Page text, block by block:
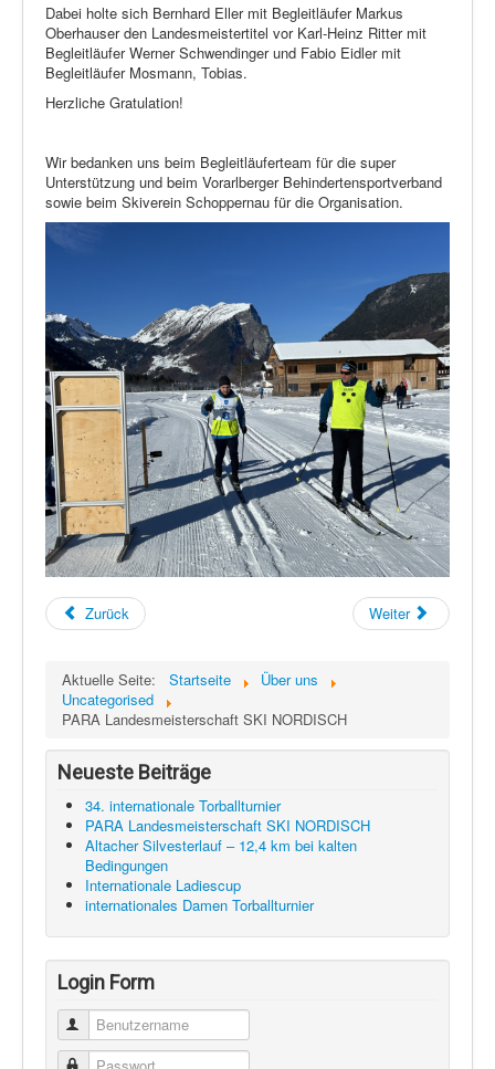
Dabei holte sich Bernhard Eller mit Begleitläufer Markus
Oberhauser den Landesmeistertitel vor Karl-Heinz Ritter mit
Begleitläufer Werner Schwendinger und Fabio Eidler mit
Begleitläufer Mosmann, Tobias.
Herzliche Gratulation!
Wir bedanken uns beim Begleitläuferteam für die super
Unterstützung und beim Vorarlberger Behindertensportverband
sowie beim Skiverein Schoppernau für die Organisation.
Zurück Weiter
Aktuelle Seite: Startseite
Über uns
Uncategorised
PARA Landesmeisterschaft SKI NORDISCH
Neueste Beiträge
34. internationale Torballturnier
PARA Landesmeisterschaft SKI NORDISCH
Altacher Silvesterlauf – 12,4 km bei kalten
Bedingungen
Internationale Ladiescup
internationales Damen Torballturnier
Login Form
Benutzername